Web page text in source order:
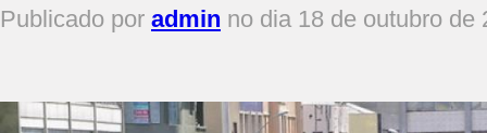
Publicado por admin no dia 18 de outubro de